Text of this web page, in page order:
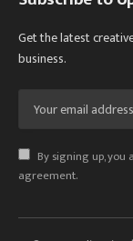
Get the latest
business.
By signing up,
agreement.